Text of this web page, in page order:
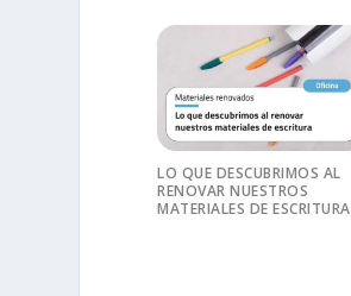
LO QUE DESCUBRIMOS AL
RENOVAR NUESTROS
MATERIALES DE ESCRITURA